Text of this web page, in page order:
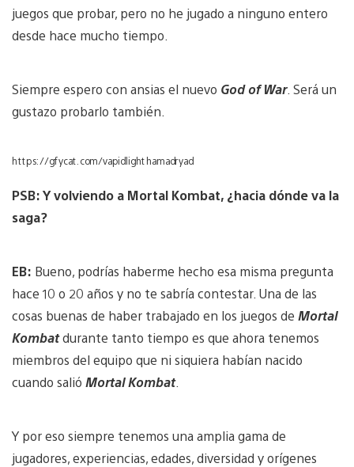
juegos que probar, pero no he jugado a ninguno entero
desde hace mucho tiempo.
Siempre espero con ansias el nuevo God of War. Será un
gustazo probarlo también.
https://gfycat.com/vapidlighthamadryad
PSB: Y volviendo a Mortal Kombat, ¿hacia dónde va la
saga?
EB: Bueno, podrías haberme hecho esa misma pregunta
hace 10 o 20 años y no te sabría contestar. Una de las
cosas buenas de haber trabajado en los juegos de Mortal
Kombatdurante tanto tiempo es que ahora tenemos
miembros del equipo que ni siquiera habían nacido
cuando salió Mortal Kombat.
Y por eso siempre tenemos una amplia gama de
jugadores, experiencias, edades, diversidad y orígenes